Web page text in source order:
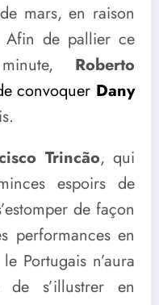
mars, en raison
Afin de pallier ce
Roberto
convoquer Dany
Trincão, qui
espoirs de
de façon
performances en
Portugais n’aura
de s’illustrer en